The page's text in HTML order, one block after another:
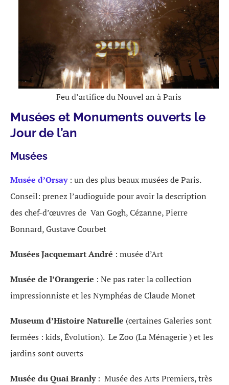
Feu d’artifice du Nouvel an à Paris
Musées et Monuments ouverts le
Jour de l’an
Musées
Musée d’Orsay : un des plus beaux musées de Paris.
Conseil: prenez l’audioguide pour avoir la description
des chef-d’œuvres de Van Gogh, Cézanne, Pierre
Bonnard, Gustave Courbet
Musées Jacquemart André : musée d’Art
Musée de l’Orangerie : Ne pas rater la collection
impressionniste et les Nymphéas de Claude Monet
Museumd’Histoire Naturelle (certaines Galeries sont
fermées : kids, Évolution). Le Zoo (La Ménagerie ) et les
jardins sont ouverts
Musée du Quai Branly : Musée des Arts Premiers, très